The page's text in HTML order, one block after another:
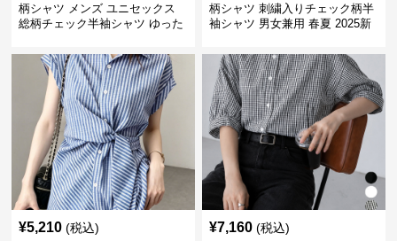
柄シャツ メンズ ユニセックス
総柄チェック半袖シャツ ゆった
柄シャツ 刺繍入りチェック柄半
袖シャツ 男女兼用 春夏 2025新
¥5,210 (税込) ¥7,160 (税込)